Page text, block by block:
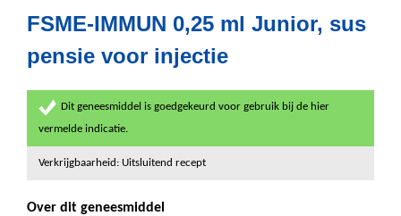
FSME-IMMUN 0,25 ml Junior, sus
pensie voor injectie
Dit geneesmiddel is goedgekeurd voor gebruik bij de hier
vermelde indicatie.
Verkrijgbaarheid: Uitsluitend recept
Over dit geneesmiddel